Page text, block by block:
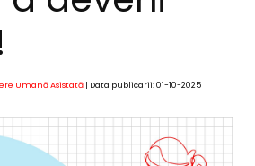
Umană Asistată | Data publicarii: 01-10-2025